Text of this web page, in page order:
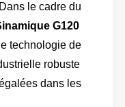
le cadre du
G120
technologie de
robuste
dans les